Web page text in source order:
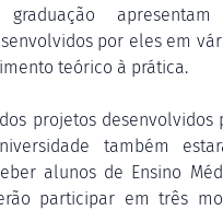
por eles em
teórico à prática.
projetos desenvolvidos
também
alunos de Ensino
participar em três